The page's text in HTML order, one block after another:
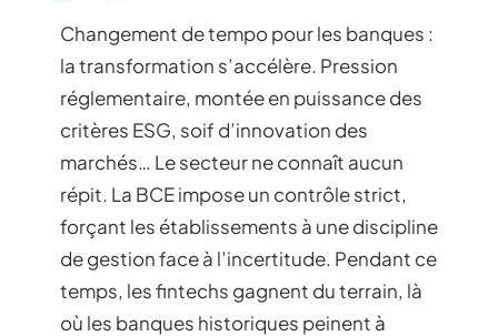
Changement de tempo pour les banques :
la transformation s’accélère. Pression
réglementaire, montée en puissance des
critères ESG, soif d’innovation des
marchés… Le secteur ne connaît aucun
répit. La BCE impose un contrôle strict,
forçant les établissements à une discipline
de gestion face à l’incertitude. Pendant ce
temps, les fintechs gagnent du terrain, là
où les banques historiques peinent à